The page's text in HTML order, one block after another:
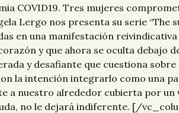
COVID19. Tres mujeres
Lergo nos presenta su serie “The
en una manifestación
y que ahora se oculta debajo
y desafiante que cuestiona
la intención integrarlo como una
a nuestro alrededor cubierta por
no le dejará indiferente. [/